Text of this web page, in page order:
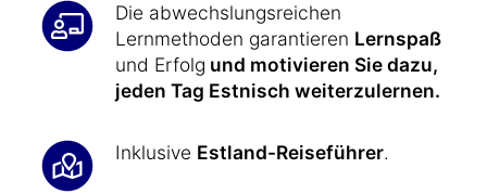
Die abwechslungsreichen
Lernmethoden garantieren Lernspaß
und Erfolg und motivieren Sie dazu,
jeden Tag Estnisch weiterzulernen.
Inklusive Estland-Reiseführer.